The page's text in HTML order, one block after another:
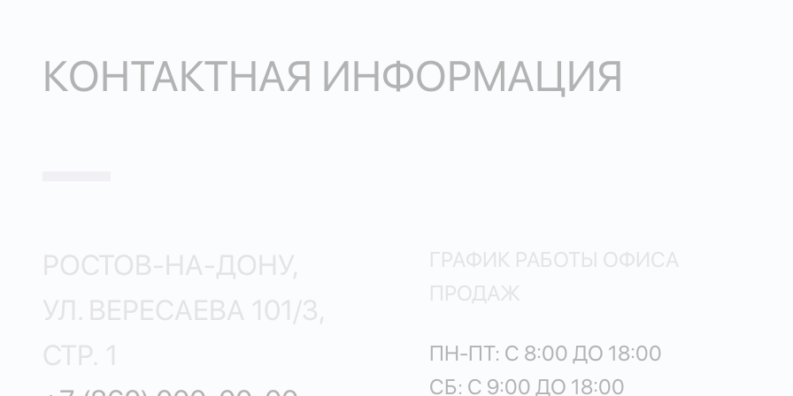
КОНТАКТНАЯ ИНФОРМАЦИЯ
РОСТОВ-НА-ДОНУ,
УЛ. ВЕРЕСАЕВА 101/3,
СТР. 1
ГРАФИК РАБОТЫ ОФИСА
ПРОДАЖ
ПН-ПТ: С 8:00 ДО 18:00
СБ: С 9:00 ДО 18:00